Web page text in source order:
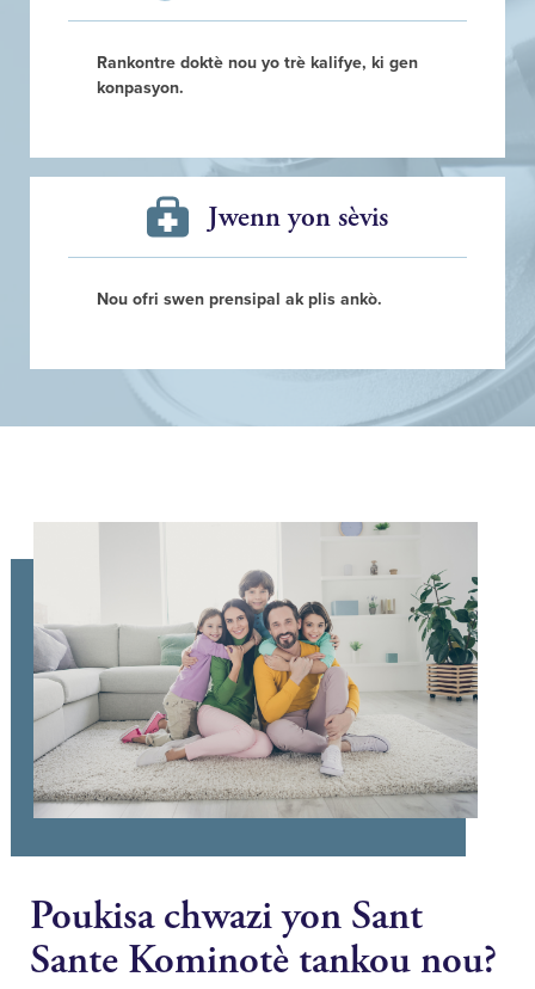
Rankontre doktè nou yo trè kalifye, ki gen
konpasyon.
Jwenn yon sèvis
Nou ofri swen prensipal ak plis ankò.
Poukisa chwazi yon Sant
Sante Kominotè tankou nou?